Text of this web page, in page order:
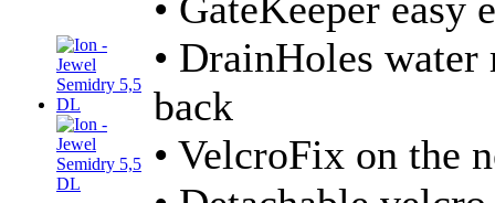
• GateKeeper easy
• DrainHoles water
back
• VelcroFix on the